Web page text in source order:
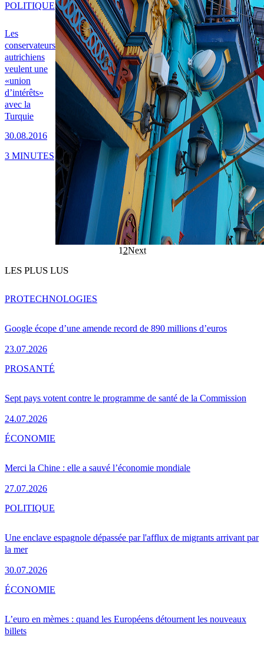
Les
conservateurs
autrichiens
veulent une
«union
d’intérêts»
avec la
Turquie
30.08.2016
POLITIQUE
3 MINUTES
1 2Next
LES PLUS LUS
Google écope d’une amende record de 890 millions d’euros
23.07.2026
PROTECHNOLOGIES
Sept pays votent contre le programme de santé de la Commission
24.07.2026
PROSANTÉ
Merci la Chine : elle a sauvé l’économie mondiale
27.07.2026
ÉCONOMIE
Une enclave espagnole dépassée par l'afflux de migrants arrivant par
la mer
30.07.2026
POLITIQUE
L’euro en mèmes : quand les Européens détournent les nouveaux
billets
ÉCONOMIE